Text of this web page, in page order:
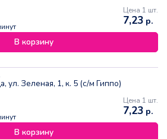
Цена 1 шт.
7,23 р.
В корзину
ул. Зеленая, 1, к. 5 (с/м Гиппо)
Цена 1 шт.
7,23 р.
В корзину